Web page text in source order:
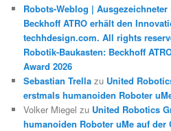
Robots-Weblog |
Beckhoff ATRO erhält den
techhdesign.com. All rights
Robotik-Baukasten: Beckhoff
Award 2026
Sebastian Trella zu United
erstmals humanoiden Roboter
Volker Miegel zu United Robotics
humanoiden Roboter uMe auf der